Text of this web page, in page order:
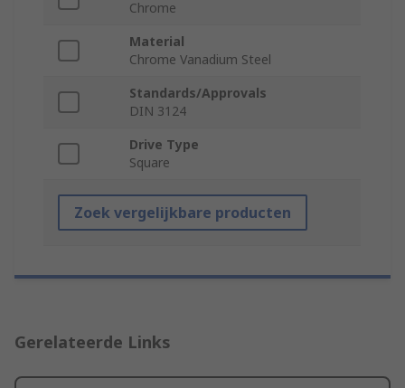
Chrome
Material
Chrome Vanadium Steel
Standards/Approvals
DIN 3124
Drive Type
Square
Zoek vergelijkbare producten
Gerelateerde Links